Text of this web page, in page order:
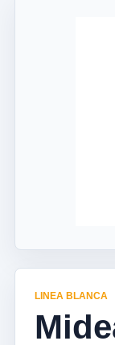
LINEA BLANCA